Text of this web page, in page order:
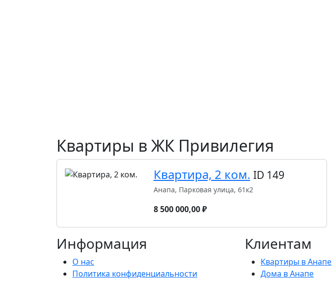
Квартиры в ЖК Привилегия
Квартира, 2 ком. ID 149
Анапа, Парковая улица, 61к2
8 500 000,00 ₽
Информация
О нас
Политика конфиденциальности
Клиентам
Квартиры в Анапе
Дома в Анапе